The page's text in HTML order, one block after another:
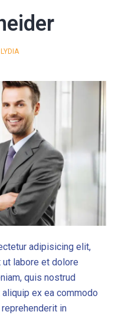
LYDIA
adipisicing elit,
labore et dolore
quis nostrud
ex ea commodo
in